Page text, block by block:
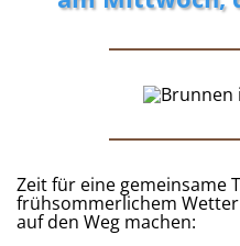
Zeit für eine gemeinsame
frühsommerlichem
auf den Weg machen: